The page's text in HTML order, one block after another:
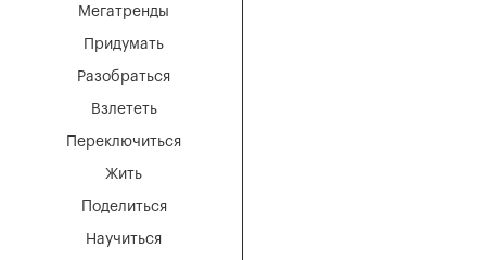
Мегатренды
Придумать
Разобраться
Взлететь
Переключиться
Жить
Поделиться
Научиться